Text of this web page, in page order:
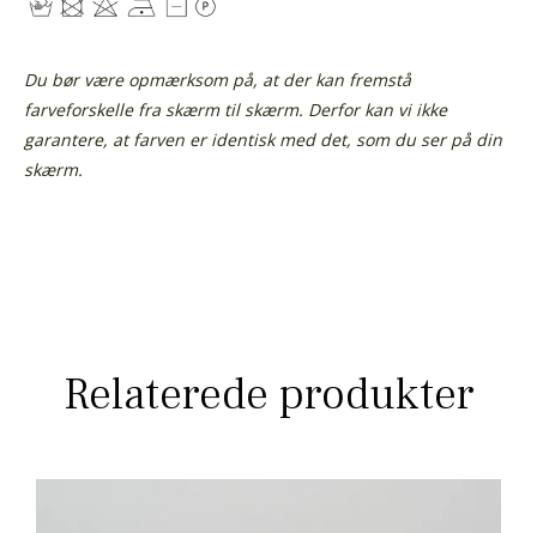
Du bør være opmærksom på, at der kan fremstå
farveforskelle fra skærm til skærm. Derfor kan vi ikke
garantere, at farven er identisk med det, som du ser på din
skærm.
Relaterede produkter